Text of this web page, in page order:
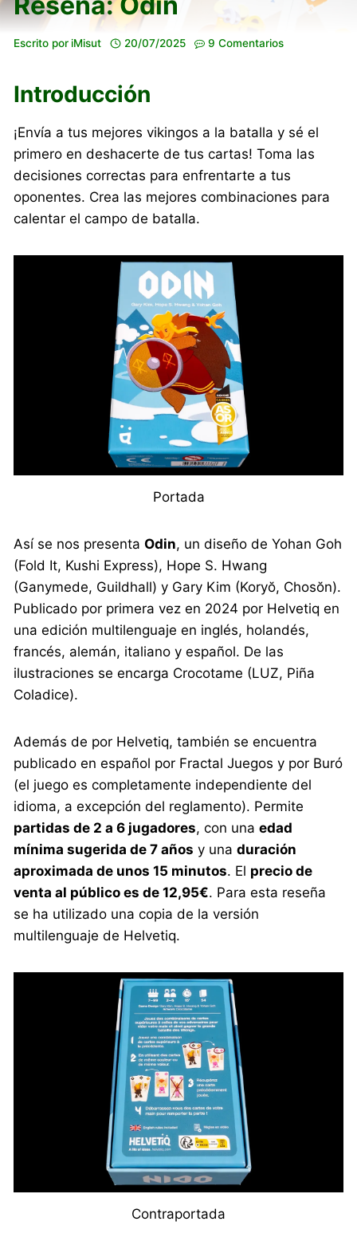
Escrito por iMisut 20/07/2025 9 Comentarios
Introducción
¡Envía a tus mejores vikingos a la batalla y sé el
primero en deshacerte de tus cartas! Toma las
decisiones correctas para enfrentarte a tus
oponentes. Crea las mejores combinaciones para
calentar el campo de batalla.
Portada
Así se nos presentaOdin, un diseño de Yohan Goh
(Fold It, Kushi Express), Hope S. Hwang
(Ganymede, Guildhall) y Gary Kim (Koryŏ, Chosŏn).
Publicado por primera vez en 2024 por Helvetiq en
una edición multilenguaje en inglés, holandés,
francés, alemán, italiano y español. De las
ilustraciones se encarga Crocotame (LUZ, Piña
Coladice).
Además de por Helvetiq, también se encuentra
publicado en español por Fractal Juegos y por Buró
(el juego es completamente independiente del
idioma, a excepción del reglamento). Permite
partidas de 2 a 6 jugadores, con unaedad
mínima sugerida de 7 años y unaduración
aproximada de unos 15 minutos. El precio de
venta al público es de 12,95€. Para esta reseña
se ha utilizado una copia de la versión
multilenguaje de Helvetiq.
Contraportada